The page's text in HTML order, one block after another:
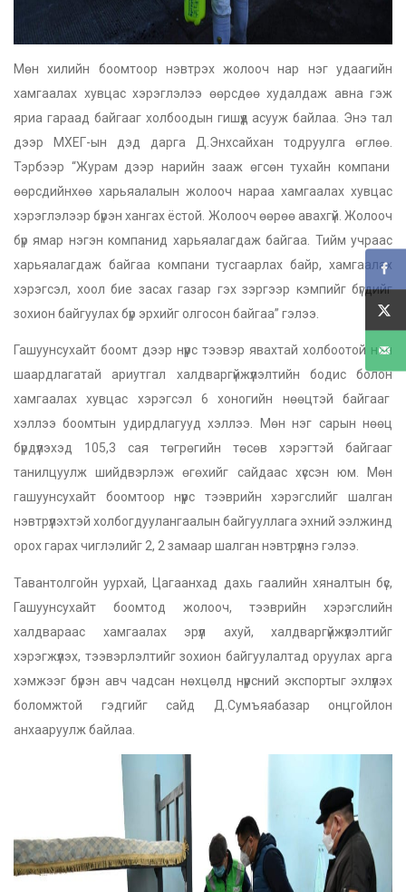
Мөн хилийн боомтоор нэвтрэх жолооч нар нэг удаагийн
хамгаалах хувцас хэрэглэлээ өөрсдөө худалдаж авна гэж
яриа гараад байгааг холбоодын гишүүд асууж байлаа. Энэ тал
дээр МХЕГ-ын дэд дарга Д.Энхсайхан тодруулга өглөө.
Тэрбээр “Журам дээр нарийн зааж өгсөн тухайн компани
өөрсдийнхөө харьяалалын жолооч нараа хамгаалах хувцас
хэрэглэлээр бүрэн хангах ёстой. Жолооч өөрөө авахгүй. Жолооч
бүр ямар нэгэн компанид харьяалагдаж байгаа. Тийм учраас
харьяалагдаж байгаа компани тусгаарлах байр, хамгаалах
хэрэгсэл, хоол бие засах газар гэх зэргээр кэмпийг бүгдийг
зохион байгуулах бүр эрхийг олгосон байгаа” гэлээ.
Гашуунсухайт боомт дээр нүүрс тээвэр явахтай холбоотой нэн
шаардлагатай ариутгал халдваргүйжүүлэлтийн бодис болон
хамгаалах хувцас хэрэгсэл 6 хоногийн нөөцтэй байгааг
хэллээ боомтын удирдлагууд хэллээ. Мөн нэг сарын нөөц
бүрдүүлэхэд 105,3 сая төгрөгийн төсөв хэрэгтэй байгааг
танилцуулж шийдвэрлэж өгөхийг сайдаас хүссэн юм. Мөн
гашуунсухайт боомтоор нүүрс тээврийн хэрэгслийг шалган
нэвтрүүлэхтэй холбогдуулангаалын байгууллага эхний ээлжинд
орох гарах чиглэлийг 2, 2 замаар шалган нэвтрүүлнэ гэлээ.
Тавантолгойн уурхай, Цагаанхад дахь гаалийн хяналтын бүс,
Гашуунсухайт боомтод жолооч, тээврийн хэрэгслийн
халдвараас хамгаалах эрүүл ахуй, халдваргүйжүүлэлтийг
хэрэгжүүлэх, тээвэрлэлтийг зохион байгуулалтад оруулах арга
хэмжээг бүрэн авч чадсан нөхцөлд нүүрсний экспортыг эхлүүлэх
боломжтой гэдгийг сайд Д.Сумъяабазар онцгойлон
анхааруулж байлаа.